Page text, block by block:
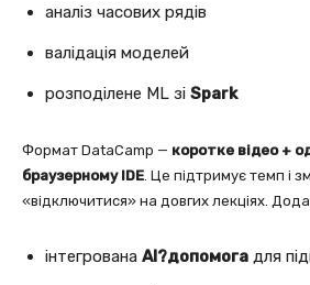
аналіз часових рядів
валідація моделей
розподілене ML зі Spark
Формат DataCamp — коротке відео +
браузерному IDE . Це підтримує темп і
«відключитися» на довгих лекціях.
інтегрована AI?допомога для